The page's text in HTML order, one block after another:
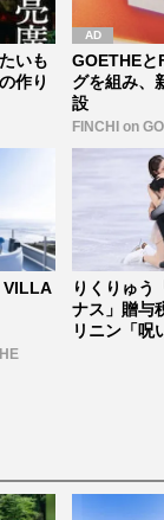
いも
作り
GOETHEと
グを組み、
設
FINCHI on
VILLA
りくりゅう
ナス」贈与
リニン「呪